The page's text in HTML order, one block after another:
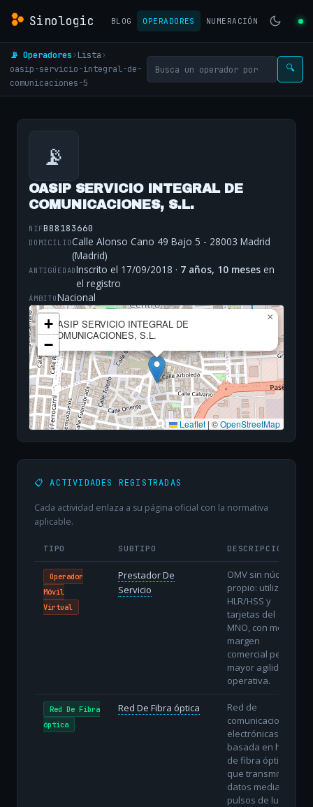
Sinologic BLOG OPERADORES NUMERACIÓN
📡 Operadores› Lista›
oasip-servicio-integral-de-
comunicaciones-5
🔍
📡
OASIP SERVICIO INTEGRAL DE
COMUNICACIONES, S.L.
NIFB88183660
DOMICILIOCalle Alonso Cano 49 Bajo 5 - 28003 Madrid
(Madrid)
ANTIGÜEDADInscrito el 17/09/2018 · 7 años, 10 meses en
el registro
ÁMBITONacional
OASIP SERVICIO INTEGRAL DE
COMUNICACIONES, S.L.
×
+
−
Leaflet | ©OpenStreetMap
📋 ACTIVIDADES REGISTRADAS
Cada actividad enlaza a su página oficial con la normativa
aplicable.
TIPO SUBTIPO DESCRIPCIÓN
Operador
Móvil
Virtual
Prestador De
Servicio
OMV sin núcleo
propio: utiliza
HLR/HSS y
tarjetas del
MNO, con menor
margen
comercial pero
mayor agilidad
operativa.
Red De Fibra
óptica
Red De Fibra óptica
Red de
comunicaciones
electrónicas
basada en hilos
de fibra óptica
que transmiten
datos mediante
pulsos de luz.